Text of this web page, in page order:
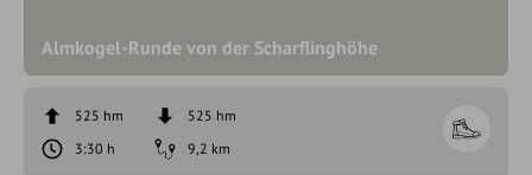
Almkogel-Runde von der Scharflinghöhe
525 hm
525 hm
3:30 h
9,2 km